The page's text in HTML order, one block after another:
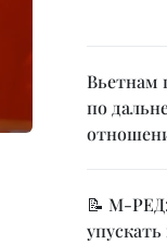
Вьетнам
по
📝 М-